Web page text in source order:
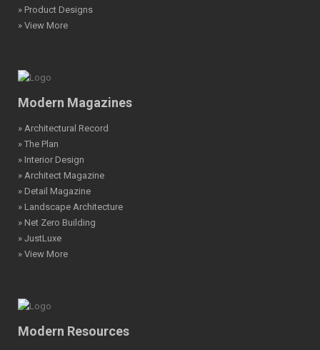
» Product Designs
» View More
Modern Magazines
» Architectural Record
» The Plan
» Interior Design
» Architect Magazine
» Detail Magazine
» Landscape Architecture
» Net Zero Building
» JustLuxe
» View More
Modern Resources